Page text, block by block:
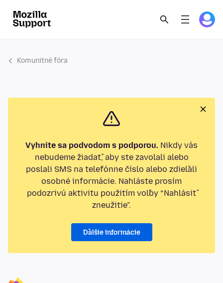
Komunitné fóra
Vyhnite sa podvodom s podporou. Nikdy vás
nebudeme žiadať, aby ste zavolali alebo
poslali SMS na telefónne číslo alebo zdieľali
osobné informácie. Nahláste prosím
podozrivú aktivitu použitím voľby “Nahlásiť
zneužitie”.
Ďalšie informácie